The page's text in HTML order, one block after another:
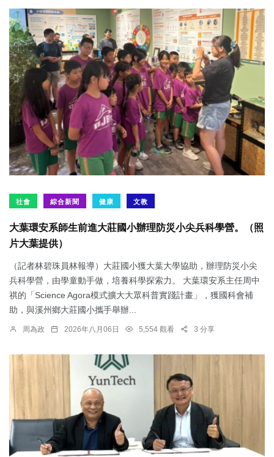
社會 綜合新聞 健康 文教
大葉環安系師生前進大莊國小辦理防災小尖兵科學營。（照
片大葉提供）
（記者林碧珠員林報導）大莊國小獲大葉大學協助，辦理防災小尖
兵科學營，由學童動手做，培養科學探索力。 大葉環安系主任周中
祺的「Science Agora模式擴大大眾科普實踐計畫」，獲國科會補
助，與溪州鄉大莊國小攜手舉辦...
周為政 2026年八月06日 5,554 觀看 3 分享